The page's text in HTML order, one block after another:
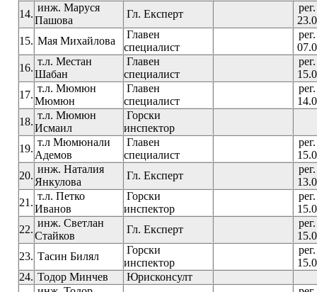
14.
инж. Маруся
Пашова
Гл. Експерт
15. Мая Михайлова
Главен
специалист
16.
т.л. Местан
Шабан
Главен
специалист
17.
т.л. Мюмюн
Мюмюн
Главен
специалист
18.
т.л. Мюмюн
Исмаил
Горски
инспектор
19.
т.л Мюмюнали
Адемов
Главен
специалист
20.
инж. Наталия
Янкулова
Гл. Експерт
21.
т.л. Петко
Иванов
Горски
инспектор
22.
инж. Светлан
Стайков
Гл. Експерт
23. Тасин Билял
Горски
инспектор
24. Тодор Минчев
Юрисконсулт